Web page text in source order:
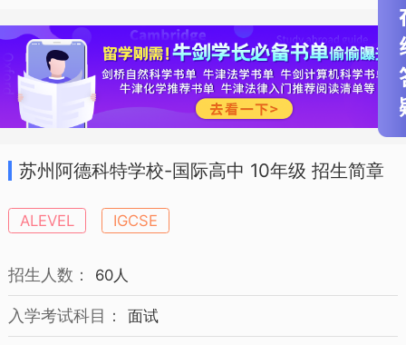
苏州阿德科特学校-国际高中 10年级 招生简章
ALEVEL IGCSE
招生人数： 60人
入学考试科目： 面试